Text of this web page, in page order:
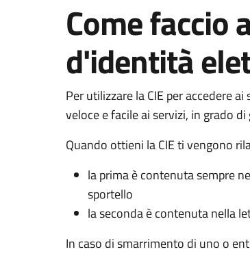
Come faccio
d'identità
Per utilizzare la CIE per accedere
veloce e facile ai servizi, in grado
Quando ottieni la CIE ti vengono
la prima è contenuta sempre
sportello
la seconda è contenuta nella
In caso di smarrimento di uno o